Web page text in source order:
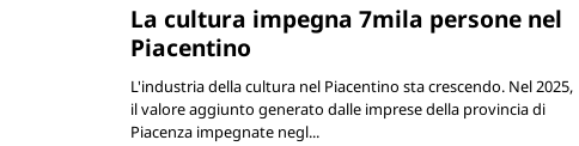
La cultura impegna 7mila persone nel
Piacentino
L'industria della cultura nel Piacentino sta crescendo. Nel 2025,
il valore aggiunto generato dalle imprese della provincia di
Piacenza impegnate negl...